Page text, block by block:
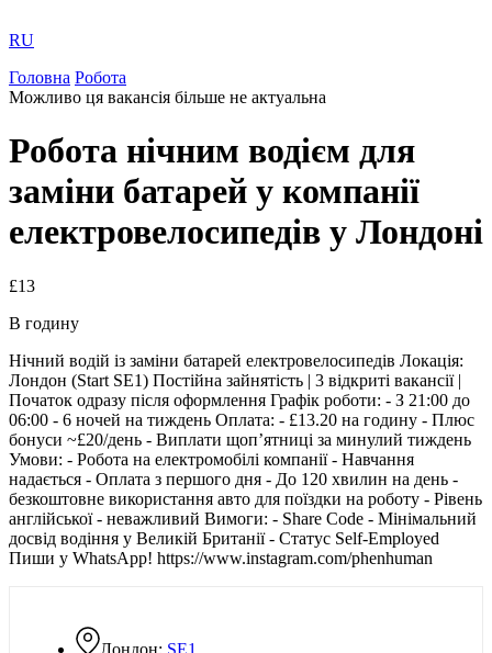
RU
Головна Робота
Можливо ця вакансія більше не актуальна
Робота нічним водієм для
заміни батарей у компанії
електровелосипедів у Лондоні
£13
В годину
Лондон: SE1
Нічний водій із заміни батарей електровелосипедів Локація:
Лондон (Start SE1) Постійна зайнятість | 3 відкриті вакансії |
Початок одразу після оформлення Графік роботи: - З 21:00 до
06:00 - 6 ночей на тиждень Оплата: - £13.20 на годину - Плюс
бонуси ~£20/день - Виплати щоп’ятниці за минулий тиждень
Умови: - Робота на електромобілі компанії - Навчання
надається - Оплата з першого дня - До 120 хвилин на день -
безкоштовне використання авто для поїздки на роботу - Рівень
англійської - неважливий Вимоги: - Share Code - Мінімальний
досвід водіння у Великій Британії - Статус Self-Employed
Пиши у WhatsApp! https://www.instagram.com/phenhuman